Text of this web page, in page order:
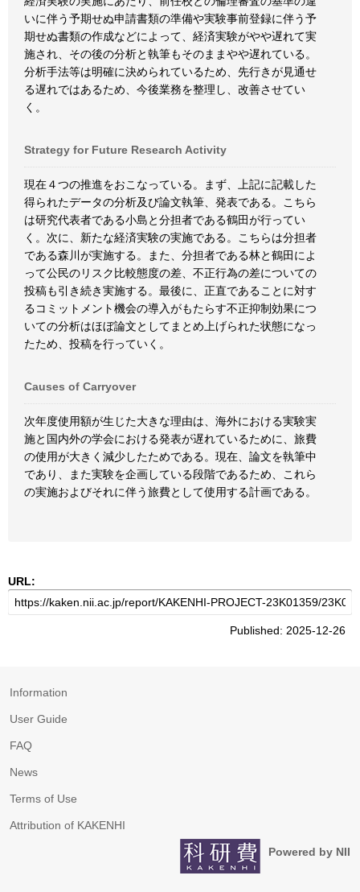
いに伴う予期せぬ申請書類の準備や実験事前登録に伴う予
期せぬ書類の作成などによって、経済実験がやや遅れて実
施され、その後の分析と執筆もそのままやや遅れている。
分析手法等は明確に決められているため、先行きが見通せ
る遅れではあるため、今後業務を整理し、改善させてい
く。
Strategy for Future Research Activity
現在４つの推進をおこなっている。まず、上記に記載した
得られたデータの分析及び論文執筆、発表である。こちら
は研究代表者である小島と分担者である鶴田が行ってい
く。次に、新たな経済実験の実施である。こちらは分担者
である森川が実施する。また、分担者である林と鶴田によ
って公民のリスク比較態度の差、不正行為の差についての
投稿も引き続き実施する。最後に、正直であることに対す
るコミットメント機会の導入がもたらす不正抑制効果につ
いての分析はほぼ論文としてまとめ上げられた状態になっ
たため、投稿を行っていく。
Causes of Carryover
次年度使用額が生じた大きな理由は、海外における実験実
施と国内外の学会における発表が遅れているために、旅費
の使用が大きく減少したためである。現在、論文を執筆中
であり、また実験を企画している段階であるため、これら
の実施およびそれに伴う旅費として使用する計画である。
URL:
Published: 2025-12-26
Information
User Guide
FAQ
News
Terms of Use
Attribution of KAKENHI
Powered by NII